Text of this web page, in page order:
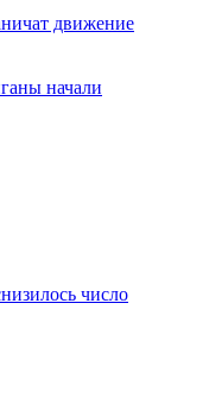
движение
начали
число